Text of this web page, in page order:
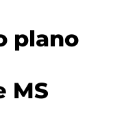
plano
MS